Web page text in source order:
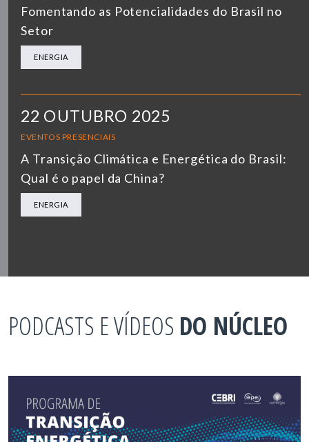
Fomentando as Potencialidades do Brasil no
Setor
ENERGIA
22 OUTUBRO 2025
EVENTOS PRESENCIAIS
A Transição Climática e Energética do Brasil:
Qual é o papel da China?
ENERGIA
PODCASTS E VÍDEOS DO NÚCLEO